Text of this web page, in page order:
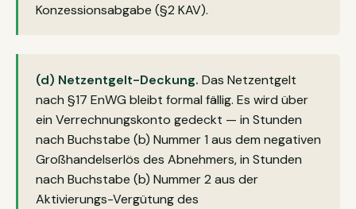
Konzessionsabgabe (§2 KAV).
(d) Netzentgelt-Deckung. Das Netzentgelt
nach §17 EnWG bleibt formal fällig. Es wird über
ein Verrechnungskonto gedeckt — in Stunden
nach Buchstabe (b) Nummer 1 aus dem negativen
Großhandelserlös des Abnehmers, in Stunden
nach Buchstabe (b) Nummer 2 aus der
Aktivierungs-Vergütung des